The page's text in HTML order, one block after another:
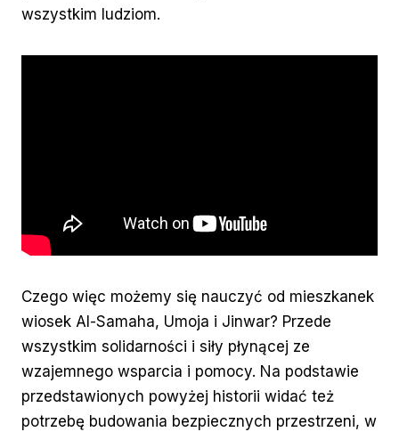
wszystkim ludziom.
Czego więc możemy się nauczyć od mieszkanek
wiosek Al-Samaha, Umoja i Jinwar? Przede
wszystkim solidarności i siły płynącej ze
wzajemnego wsparcia i pomocy. Na podstawie
przedstawionych powyżej historii widać też
potrzebę budowania bezpiecznych przestrzeni, w